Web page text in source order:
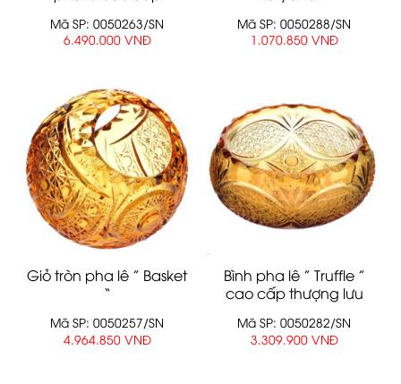
Mã SP: 0050263/SN
6.490.000 VNĐ
Mã SP: 0050288/SN
1.070.850 VNĐ
Giỏ tròn pha lê ” Basket
“
Mã SP: 0050257/SN
4.964.850 VNĐ
Bình pha lê ” Truffle ”
cao cấp thượng lưu
Mã SP: 0050282/SN
3.309.900 VNĐ